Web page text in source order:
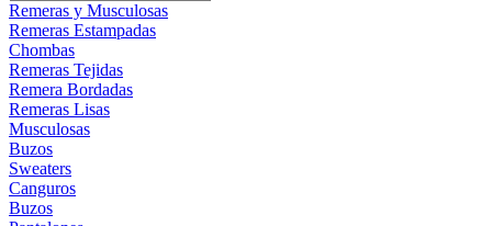
Remeras y Musculosas
Remeras Estampadas
Chombas
Remeras Tejidas
Remera Bordadas
Remeras Lisas
Musculosas
Buzos
Sweaters
Canguros
Buzos